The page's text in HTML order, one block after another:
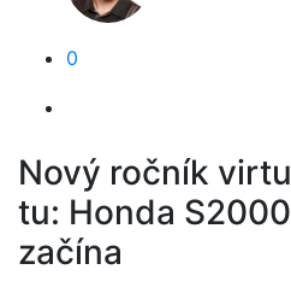
0
Nový ročník
tu: Honda
začína